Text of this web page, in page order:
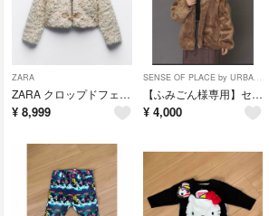
ZARA
ZARA クロップドフェイクファージャケット S
¥ 8,999
SENSE OF PLACE by URBAN RESEARCH
【ふみごん様専用】センスオブプレイス ファーコート
¥ 4,000